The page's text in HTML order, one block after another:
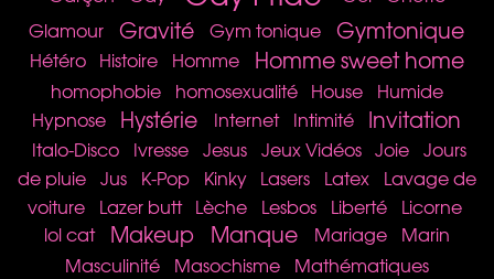
Glamour Gravité Gym tonique Gymtonique
Hétéro Histoire Homme Homme sweet home
homophobie homosexualité House Humide
Hypnose Hystérie Internet Intimité Invitation
Italo-Disco Ivresse Jesus Jeux Vidéos Joie Jours
de pluie Jus K-Pop Kinky Lasers Latex Lavage de
voiture Lazer butt Lèche Lesbos Liberté Licorne
lol cat
Makeup Manque Mariage Marin
Masculinité Masochisme Mathématiques